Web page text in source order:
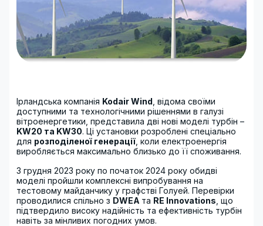
Ірландська компанія Kodair Wind , відома своїми
доступними та технологічними рішеннями в галузі
вітроенергетики, представила дві нові моделі турбін –
KW20 та KW30. Ці установки розроблені спеціально
для розподіленої генерації , коли електроенергія
виробляється максимально близько до її споживання.
З грудня 2023 року по початок 2024 року обидві
моделі пройшли комплексні випробування на
тестовому майданчику у графстві Голуей. Перевірки
проводилися спільно з DWEA та RE Innovations , що
підтвердило високу надійність та ефективність турбін
навіть за мінливих погодних умов.